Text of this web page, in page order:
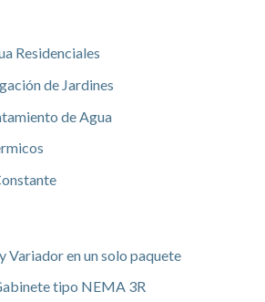
Residenciales
de Jardines
de Agua
Variador en un solo paquete
tipo NEMA 3R